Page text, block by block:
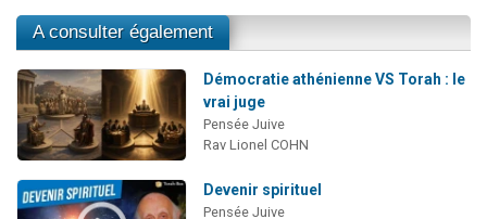
A consulter également
Démocratie athénienne VS Torah : le
vrai juge
Pensée Juive
Rav Lionel COHN
Devenir spirituel
Pensée Juive